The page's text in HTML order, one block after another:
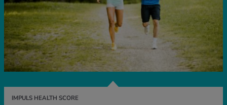
IMPULS HEALTH SCORE